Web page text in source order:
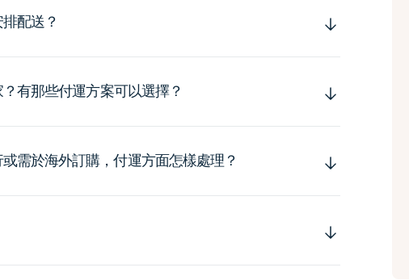
配送？
有那些付運方案可以選擇？
需於海外訂購，付運方面怎樣處理？